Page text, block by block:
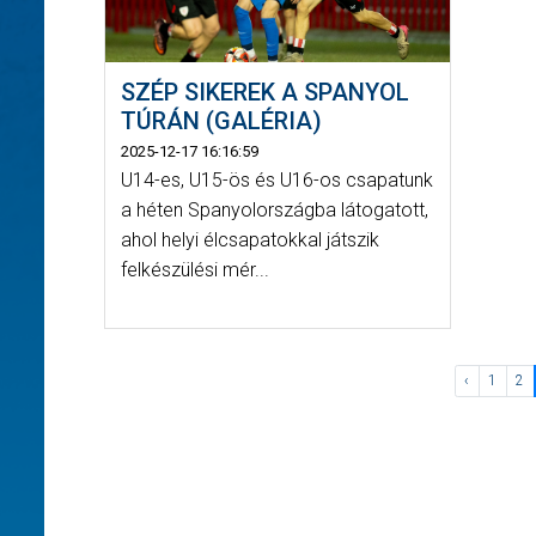
SZÉP SIKEREK A SPANYOL
TÚRÁN (GALÉRIA)
2025-12-17 16:16:59
U14-es, U15-ös és U16-os csapatunk
a héten Spanyolországba látogatott,
ahol helyi élcsapatokkal játszik
felkészülési mér...
‹ 1 2